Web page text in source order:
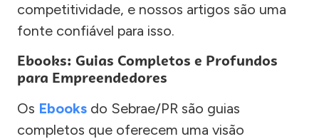
competitividade, e nossos artigos são uma
fonte confiável para isso.
Ebooks: Guias Completos e Profundos
para Empreendedores
Os Ebooks do Sebrae/PR são guias
completos que oferecem uma visão